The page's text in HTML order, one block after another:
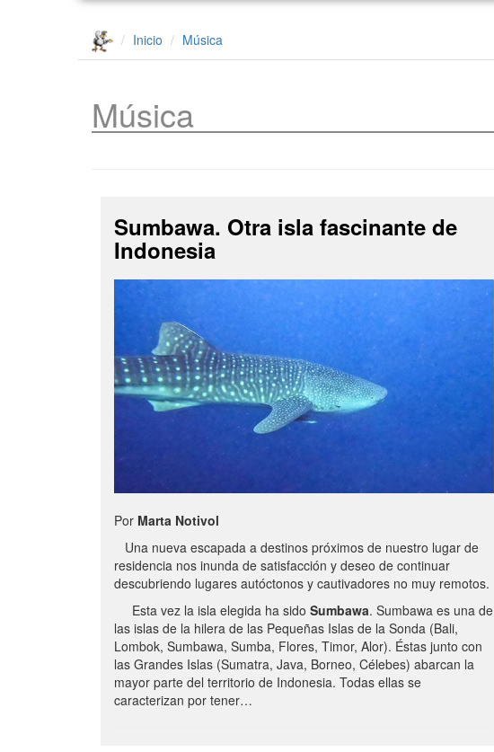
Inicio Música
Música
Sumbawa. Otra isla fascinante de
Indonesia
Por Marta Notivol
Una nueva escapada a destinos próximos de nuestro lugar de
residencia nos inunda de satisfacción y deseo de continuar
descubriendo lugares autóctonos y cautivadores no muy remotos.
Esta vez la isla elegida ha sido Sumbawa. Sumbawa es una de
las islas de la hilera de las Pequeñas Islas de la Sonda (Bali,
Lombok, Sumbawa, Sumba, Flores, Timor, Alor). Éstas junto con
las Grandes Islas (Sumatra, Java, Borneo, Célebes) abarcan la
mayor parte del territorio de Indonesia. Todas ellas se
caracterizan por tener…